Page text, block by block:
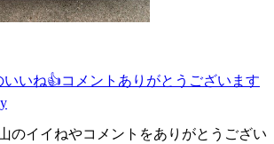
いね👍コメントありがとうございます
のイイねやコメントをありがとうござい